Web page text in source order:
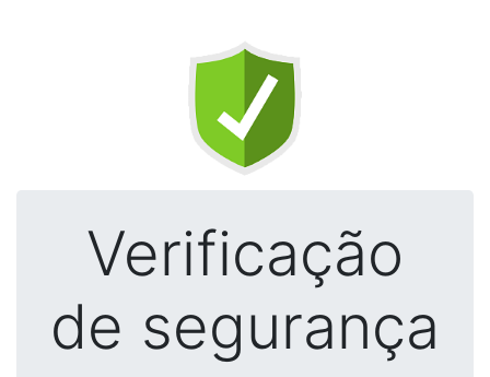
Verificação
de segurança